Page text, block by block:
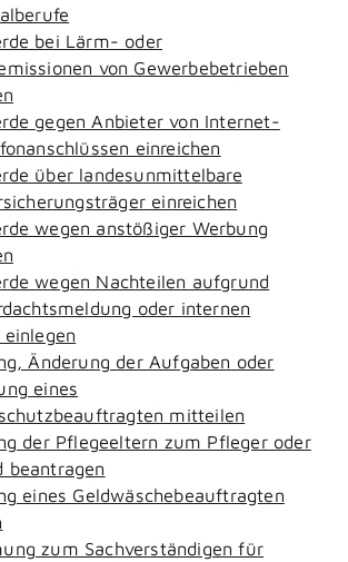
bei Lärm- oder
von Gewerbebetrieben
gegen Anbieter von Internet-
einreichen
über landesunmittelbare
einreichen
wegen anstößiger Werbung
wegen Nachteilen aufgrund
oder internen
Änderung der Aufgaben oder
eines
mitteilen
der Pflegeeltern zum Pfleger oder
beantragen
eines Geldwäschebeauftragten
zum Sachverständigen für